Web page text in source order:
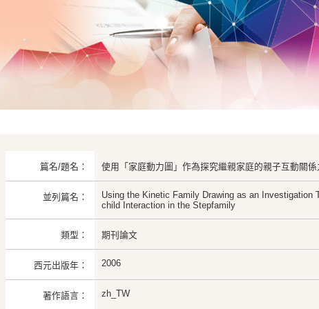
篇名/題名： 使用「家庭動力圖」作為探究繼親家庭的親子互動關係
並列篇名：
Using the Kinetic Family Drawing as an Investigation
child Interaction in the Stepfamily
類型： 期刊論文
西元出版年： 2006
著作語言： zh_TW